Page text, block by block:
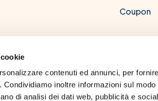
contenuti ed annunci, per
inoltre informazioni sul
di analisi dei dati web, pubblicità e
Coupon
CM Farma srl
all'albo dei farmacisti di Napoli, numero 8239.
Federico II. Codice deontologico